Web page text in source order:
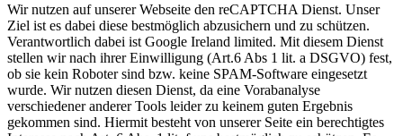
Wir nutzen auf unserer Webseite den reCAPTCHA Dienst. Unser
Ziel ist es dabei diese bestmöglich abzusichern und zu schützen.
Verantwortlich dabei ist Google Ireland limited. Mit diesem Dienst
stellen wir nach ihrer Einwilligung (Art.6 Abs 1 lit. a DSGVO) fest,
ob sie kein Roboter sind bzw. keine SPAM-Software eingesetzt
wurde. Wir nutzen diesen Dienst, da eine Vorabanalyse
verschiedener anderer Tools leider zu keinem guten Ergebnis
gekommen sind. Hiermit besteht von unserer Seite ein berechtigtes